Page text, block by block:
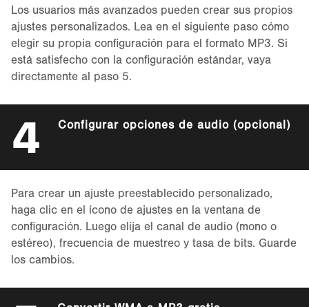
Los usuarios más avanzados pueden crear sus propios
ajustes personalizados. Lea en el siguiente paso cómo
elegir su propia configuración para el formato MP3. Si
está satisfecho con la configuración estándar, vaya
directamente al paso 5.
4 Configurar opciones de audio (opcional)
Para crear un ajuste preestablecido personalizado,
haga clic en el ícono de ajustes en la ventana de
configuración. Luego elija el canal de audio (mono o
estéreo), frecuencia de muestreo y tasa de bits. Guarde
los cambios.